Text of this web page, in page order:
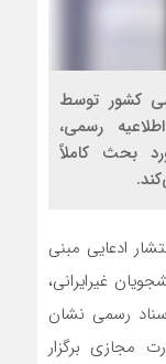
کشور توسط
رسمی،
بحث کاملاً
ادعایی مبنی
غیرایرانی،
رسمی نشان
مجازی برگزار